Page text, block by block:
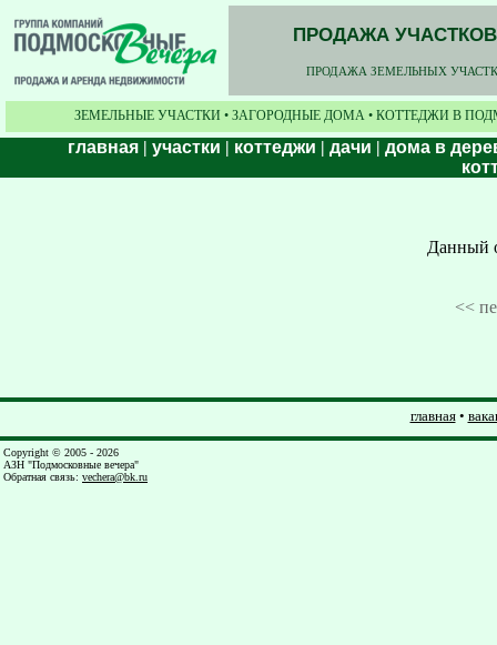
ПРОДАЖА
ПРОДАЖА ЗЕМЕЛЬНЫХ
ЗЕМЕЛЬНЫЕ УЧАСТКИ • ЗАГОРОДНЫЕ ДОМА • КОТТЕДЖИ В
главная | участки | коттеджи | дачи | дома в
Данный
<<
главная•
Copyright © 2005 - 2026
АЗН "Подмосковные вечера"
Обратная связь: vechera@bk.ru